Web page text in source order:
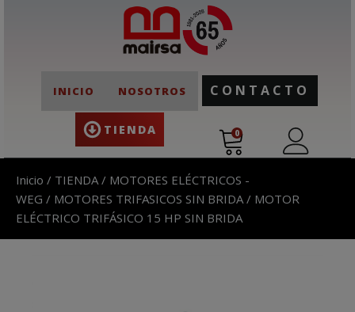
INICIO NOSOTROS
TIENDA
CONTACTO
0
Inicio / TIENDA / MOTORES ELÉCTRICOS -
WEG / MOTORES TRIFASICOS SIN BRIDA / MOTOR
ELÉCTRICO TRIFÁSICO 15 HP SIN BRIDA